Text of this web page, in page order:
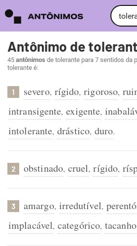
Antônimo de
45 antônimos de tolerante para 7 sentidos da
tolerante é:
1 severo, rígido, rigoroso,
intransigente, exigente,
intolerante, drástico, duro.
2 obstinado, cruel, rígido,
3 amargo, irredutível,
implacável, categórico, tacanho